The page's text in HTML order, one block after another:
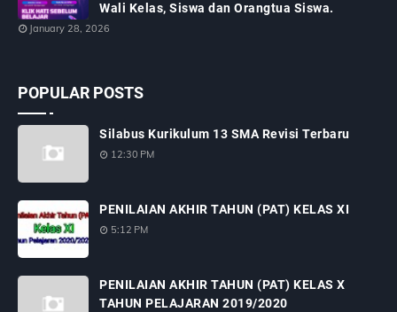
Wali Kelas, Siswa dan Orangtua Siswa.
January 28, 2026
POPULAR POSTS
Silabus Kurikulum 13 SMA Revisi Terbaru
12:30 PM
PENILAIAN AKHIR TAHUN (PAT) KELAS XI
5:12 PM
PENILAIAN AKHIR TAHUN (PAT) KELAS X
TAHUN PELAJARAN 2019/2020